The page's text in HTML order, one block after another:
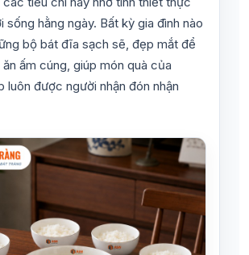
sống hằng ngày. Bất kỳ gia đình nào
bộ bát đĩa sạch sẽ, đẹp mắt để
ấm cúng, giúp món quà của
luôn được người nhận đón nhận